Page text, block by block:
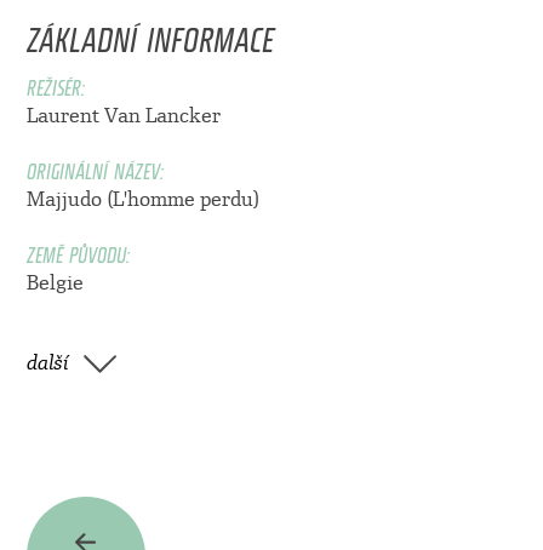
ZÁKLADNÍ INFORMACE
REŽISÉR:
Laurent Van Lancker
ORIGINÁLNÍ NÁZEV:
Majjudo (L'homme perdu)
ZEMĚ PŮVODU:
Belgie
další